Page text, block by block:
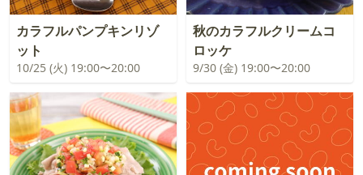
カラフルパンプキンリゾ
ット
10/25 (火) 19:00〜20:00
秋のカラフルクリームコ
ロッケ
9/30 (金) 19:00〜20:00